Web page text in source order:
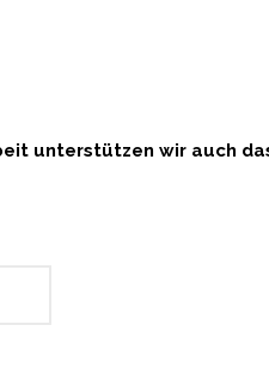
unterstützen wir auch